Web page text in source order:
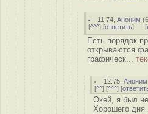
11.74 ,Аноним (
[^^^] [ответить] [
Есть порядок
открываются
графическ...
12.75 ,Аноним
[^^] [^^^] [
Окей, я был
Хорошего дня